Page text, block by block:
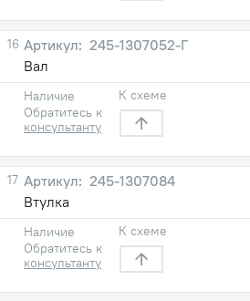
16
245-1307052-Г
Вал
Наличие
Обратитесь к
консультанту
К схеме
17
245-1307084
Втулка
Наличие
Обратитесь к
консультанту
К схеме